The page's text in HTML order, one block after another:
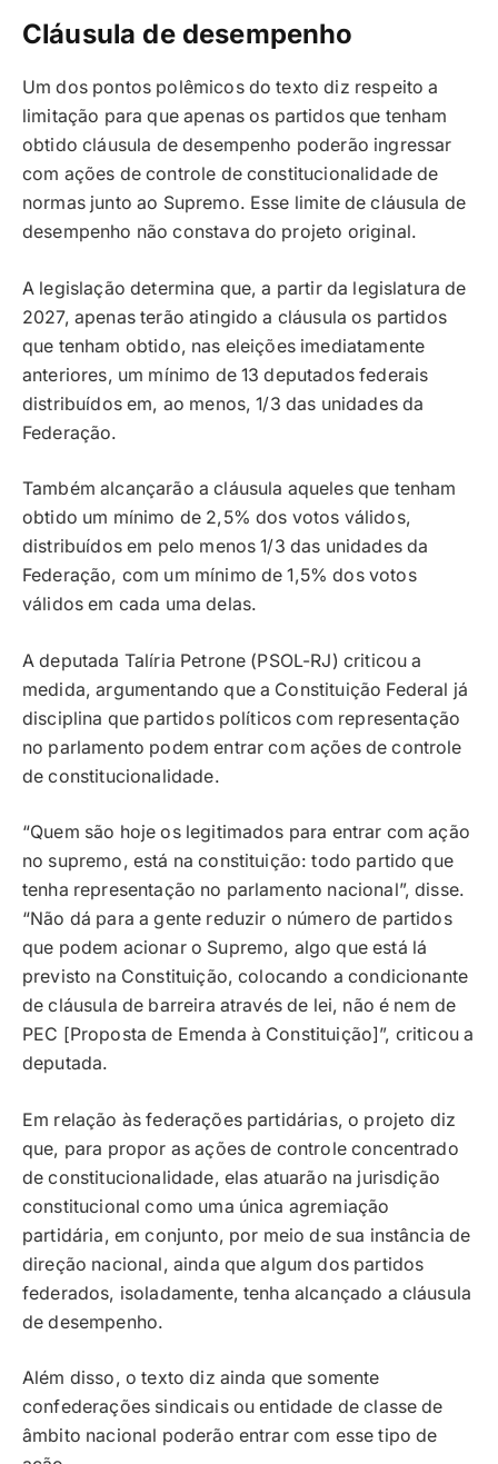
Cláusula de desempenho
Um dos pontos polêmicos do texto diz respeito a
limitação para que apenas os partidos que tenham
obtido cláusula de desempenho poderão ingressar
com ações de controle de constitucionalidade de
normas junto ao Supremo. Esse limite de cláusula de
desempenho não constava do projeto original.
A legislação determina que, a partir da legislatura de
2027, apenas terão atingido a cláusula os partidos
que tenham obtido, nas eleições imediatamente
anteriores, um mínimo de 13 deputados federais
distribuídos em, ao menos, 1/3 das unidades da
Federação.
Também alcançarão a cláusula aqueles que tenham
obtido um mínimo de 2,5% dos votos válidos,
distribuídos em pelo menos 1/3 das unidades da
Federação, com um mínimo de 1,5% dos votos
válidos em cada uma delas.
A deputada Talíria Petrone (PSOL-RJ) criticou a
medida, argumentando que a Constituição Federal já
disciplina que partidos políticos com representação
no parlamento podem entrar com ações de controle
de constitucionalidade.
“Quem são hoje os legitimados para entrar com ação
no supremo, está na constituição: todo partido que
tenha representação no parlamento nacional”, disse.
“Não dá para a gente reduzir o número de partidos
que podem acionar o Supremo, algo que está lá
previsto na Constituição, colocando a condicionante
de cláusula de barreira através de lei, não é nem de
PEC [Proposta de Emenda à Constituição]”, criticou a
deputada.
Em relação às federações partidárias, o projeto diz
que, para propor as ações de controle concentrado
de constitucionalidade, elas atuarão na jurisdição
constitucional como uma única agremiação
partidária, em conjunto, por meio de sua instância de
direção nacional, ainda que algum dos partidos
federados, isoladamente, tenha alcançado a cláusula
de desempenho.
Além disso, o texto diz ainda que somente
confederações sindicais ou entidade de classe de
âmbito nacional poderão entrar com esse tipo de